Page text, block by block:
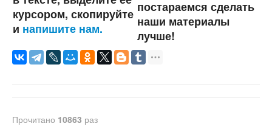
курсором, скопируйте
и напишите нам.
постараемся сделать
наши материалы
лучше!
Прочитано 10863 раз